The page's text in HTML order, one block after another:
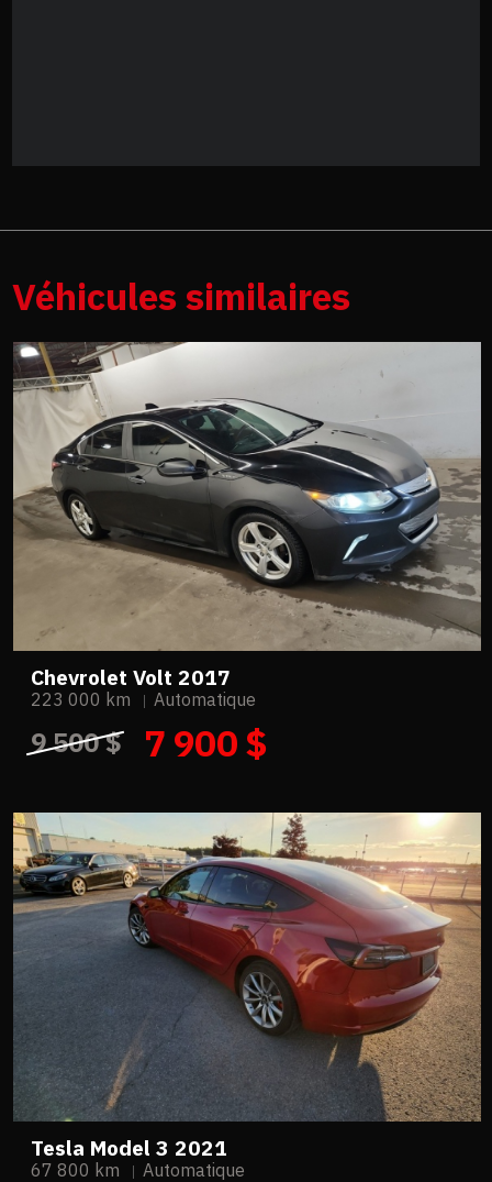
Véhicules similaires
Chevrolet Volt 2017
223 000 km Automatique
9 500 $ 7 900 $
Tesla Model 3 2021
67 800 km Automatique